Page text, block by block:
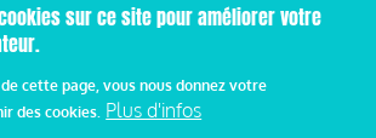
sur ce site pour améliorer votre
cette page, vous nous donnez votre
des cookies. Plus d'infos